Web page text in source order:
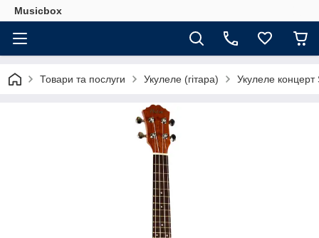
Musicbox
Товари та послуги Укулеле (гітара) Укулеле